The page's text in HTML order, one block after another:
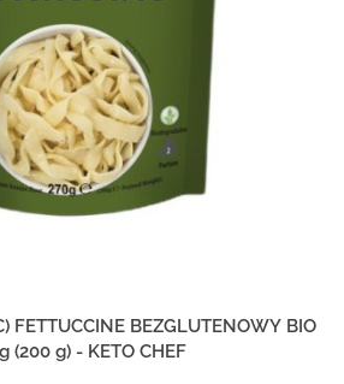
FETTUCCINE BEZGLUTENOWY BIO
(200 g) - KETO CHEF